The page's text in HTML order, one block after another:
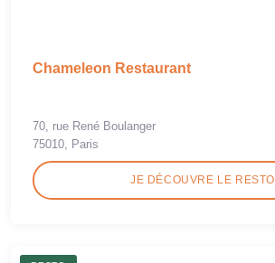
Chameleon Restaurant
70, rue René Boulanger
75010, Paris
JE DÉCOUVRE LE RESTO